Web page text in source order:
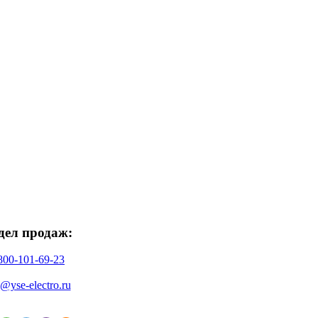
продаж:
101-69-23
electro.ru